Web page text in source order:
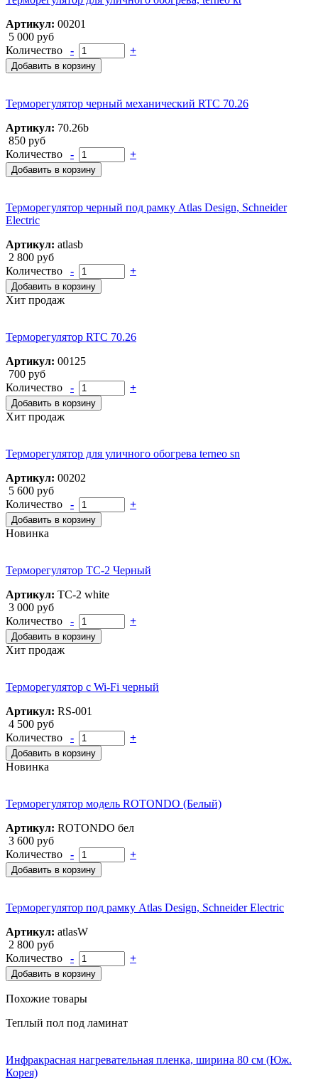
Артикул: 00201
5 000 руб
Количество
- +
Добавить в корзину
Терморегулятор черный механический RTC 70.26
Артикул: 70.26b
850 руб
Количество
- +
Добавить в корзину
Терморегулятор черный под рамку Atlas Design, Schneider
Electric
Артикул: atlasb
2 800 руб
Количество
- +
Добавить в корзину
Хит продаж
Терморегулятор RTC 70.26
Артикул: 00125
700 руб
Количество
- +
Добавить в корзину
Хит продаж
Терморегулятор для уличного обогрева terneo sn
Артикул: 00202
5 600 руб
Количество
- +
Добавить в корзину
Новинка
Терморегулятор ТС-2 Черный
Артикул: ТС-2 white
3 000 руб
Количество
- +
Добавить в корзину
Хит продаж
Терморегулятор с Wi-Fi черный
Артикул: RS-001
4 500 руб
Количество
- +
Добавить в корзину
Новинка
Терморегулятор модель ROTONDO (Белый)
Артикул: ROTONDO бел
3 600 руб
Количество
- +
Добавить в корзину
Терморегулятор под рамку Atlas Design, Schneider Electric
Артикул: atlasW
2 800 руб
Количество
- +
Добавить в корзину
Похожие товары
Теплый пол под ламинат
Инфракрасная нагревательная пленка, ширина 80 см (Юж.
Корея)